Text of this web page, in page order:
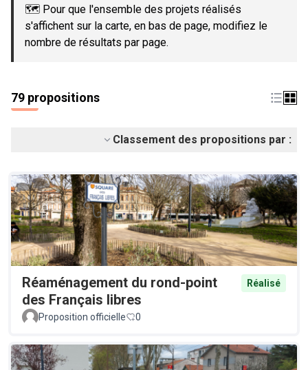
🗺️ Pour que l'ensemble des projets réalisés
s'affichent sur la carte, en bas de page, modifiez le
nombre de résultats par page.
79 propositions
Classement des propositions par :
Réaménagement du rond-point
des Français libres
Réalisé
Proposition officielle 0